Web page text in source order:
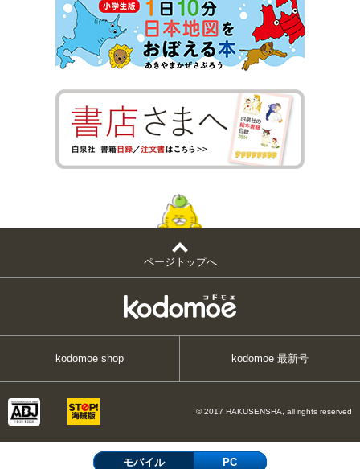
ページトップへ
kodomoe shop kodomoe 最新号
© 2017 HAKUSENSHA, all rights reserved
モバイル PC